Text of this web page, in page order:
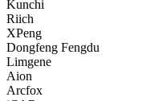
Kunchi
Riich
XPeng
Dongfeng Fengdu
Limgene
Aion
Arcfox